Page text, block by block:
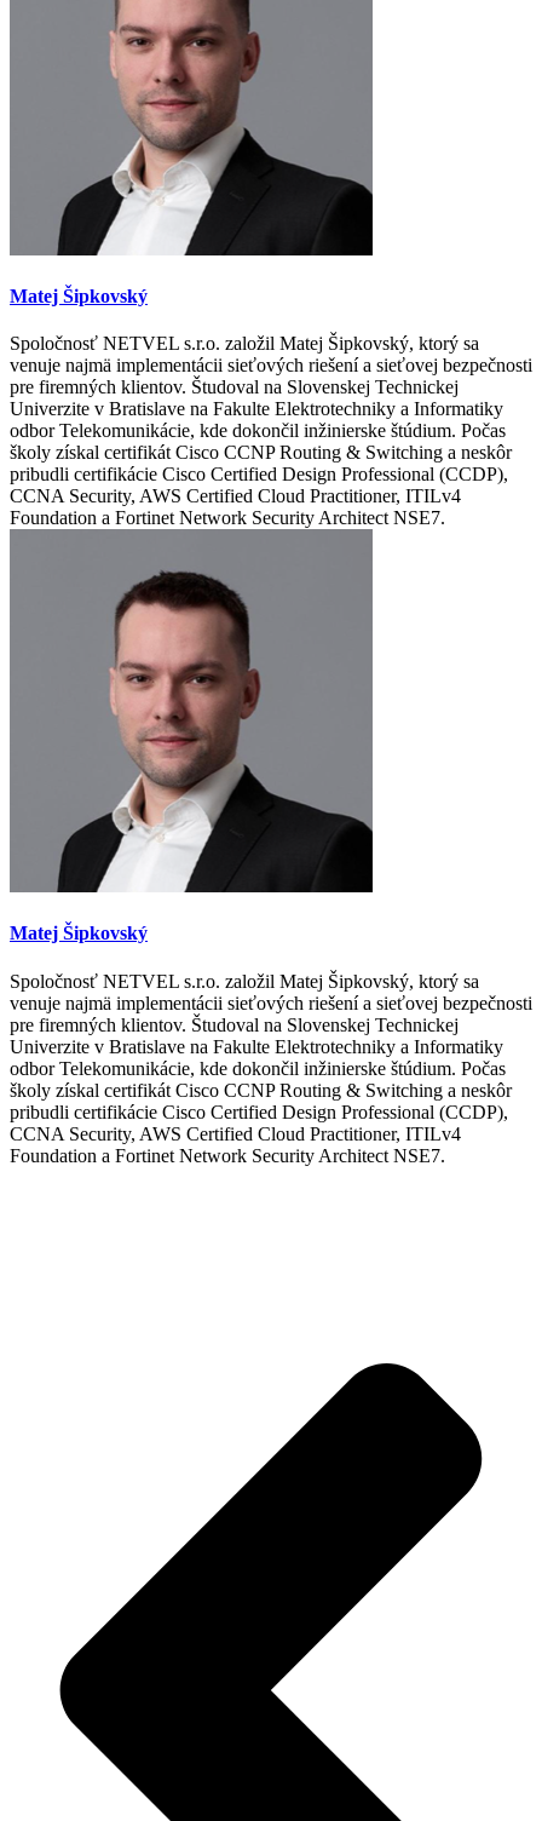
Matej Šipkovský
Spoločnosť NETVEL s.r.o. založil Matej Šipkovský, ktorý sa
venuje najmä implementácii sieťových riešení a sieťovej bezpečnosti
pre firemných klientov. Študoval na Slovenskej Technickej
Univerzite v Bratislave na Fakulte Elektrotechniky a Informatiky
odbor Telekomunikácie, kde dokončil inžinierske štúdium. Počas
školy získal certifikát Cisco CCNP Routing & Switching a neskôr
pribudli certifikácie Cisco Certified Design Professional (CCDP),
CCNA Security, AWS Certified Cloud Practitioner, ITILv4
Foundation a Fortinet Network Security Architect NSE7.
Matej Šipkovský
Spoločnosť NETVEL s.r.o. založil Matej Šipkovský, ktorý sa
venuje najmä implementácii sieťových riešení a sieťovej bezpečnosti
pre firemných klientov. Študoval na Slovenskej Technickej
Univerzite v Bratislave na Fakulte Elektrotechniky a Informatiky
odbor Telekomunikácie, kde dokončil inžinierske štúdium. Počas
školy získal certifikát Cisco CCNP Routing & Switching a neskôr
pribudli certifikácie Cisco Certified Design Professional (CCDP),
CCNA Security, AWS Certified Cloud Practitioner, ITILv4
Foundation a Fortinet Network Security Architect NSE7.